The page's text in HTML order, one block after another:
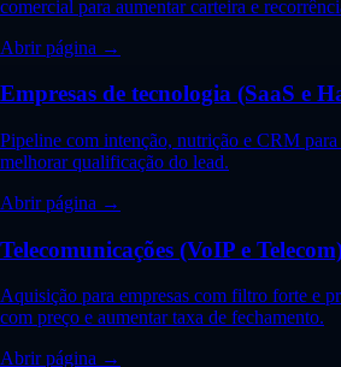
comercial para aumentar carteira e
Abrir página →
Empresas de tecnologia (SaaS e
Pipeline com intenção, nutrição e CRM
melhorar qualificação do lead.
Abrir página →
Telecomunicações (VoIP e
Aquisição para empresas com filtro forte e
com preço e aumentar taxa de fechamento.
Abrir página →